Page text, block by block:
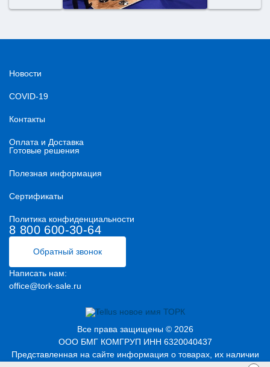
Новости
COVID-19
Контакты
Оплата и Доставка
Готовые решения
Полезная информация
Сертификаты
Политика конфиденциальности
8 800 600-30-64
Обратный звонок
Написать нам:
office@tork-sale.ru
Все права защищены © 2026
ООО БМГ КОМГРУП ИНН 6320040437
Представленная на сайте информация о товарах, их наличии